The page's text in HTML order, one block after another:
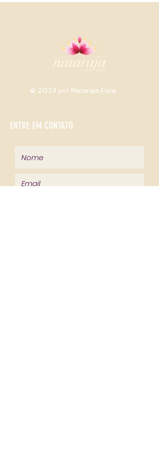
© 2023 por Nataraja Flow
ENTRE EM CONTATO